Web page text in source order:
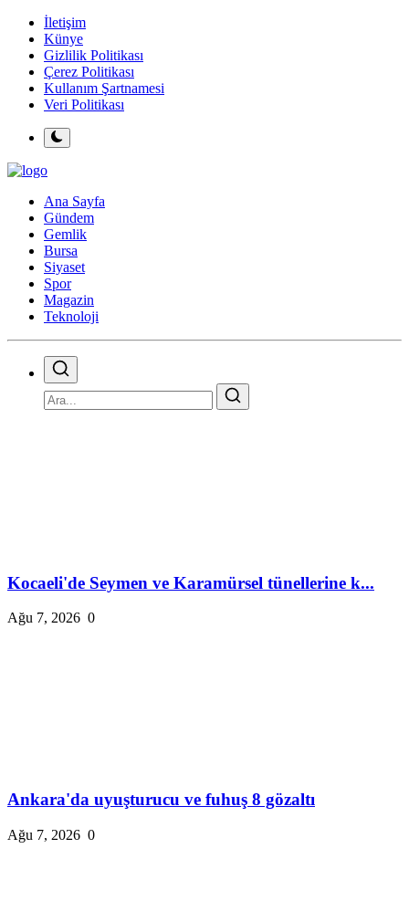
İletişim
Künye
Gizlilik Politikası
Çerez Politikası
Kullanım Şartnamesi
Veri Politikası
Ana Sayfa
Gündem
Gemlik
Bursa
Siyaset
Spor
Magazin
Teknoloji
Kocaeli'de Seymen ve Karamürsel tünellerine k...
Ağu 7, 2026 0
Ankara'da uyuşturucu ve fuhuş 8 gözaltı
Ağu 7, 2026 0